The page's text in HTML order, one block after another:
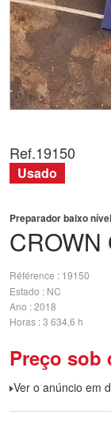
CROWN
Preparador baixo nível
Référence
19150
Estado
NC
Ano 2018
Horas 3 634,6 h
Preço sob
Ver o anúncio em
Ref.19150
Usado